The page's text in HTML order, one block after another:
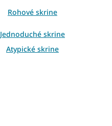
Rohové skrine
Jednoduché skrine
Atypické skrine